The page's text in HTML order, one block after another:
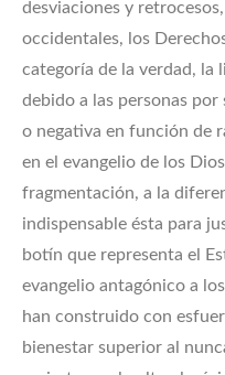
desviaciones y
occidentales, los
categoría de la verdad, la
debido a las personas
o negativa en función de
en el evangelio de los
fragmentación, a la
indispensable ésta para
botín que representa el
evangelio antagónico a
han construido con
bienestar superior al